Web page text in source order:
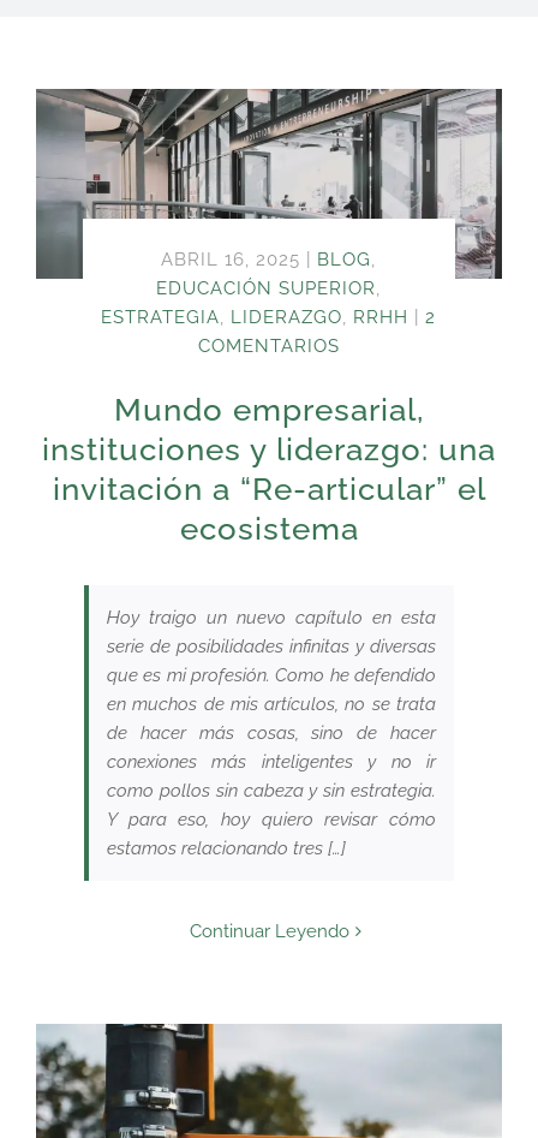
ABRIL 16, 2025 BLOG,
EDUCACIÓN SUPERIOR,
ESTRATEGIA, LIDERAZGO, RRHH
2
COMENTARIOS
Mundo empresarial,
instituciones y liderazgo: una
invitación a “Re-articular” el
ecosistema
Hoy traigo un nuevo capítulo en esta
serie de posibilidades infinitas y diversas
que es mi profesión. Como he defendido
en muchos de mis artículos, no se trata
de hacer más cosas, sino de hacer
conexiones más inteligentes y no ir
como pollos sin cabeza y sin estrategia.
Y para eso, hoy quiero revisar cómo
estamos relacionando tres […]
Continuar Leyendo